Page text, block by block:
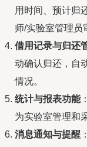
用时间、预计归
师/实验室管理员
借用记录与归还
动确认归还，自
情况。
统计与报表功能
为实验室管理和
消息通知与提醒